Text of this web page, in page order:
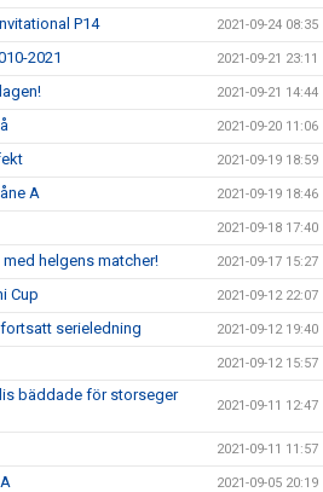
P14 2021-09-24 08:35
2021 2021-09-21 23:11
2021-09-21 14:44
2021-09-20 11:06
2021-09-19 18:59
A 2021-09-19 18:46
2021-09-18 17:40
med helgens matcher! 2021-09-17 15:27
Cup 2021-09-12 22:07
serieledning 2021-09-12 19:40
2021-09-12 15:57
bäddade för storseger
2021-09-11 12:47
2021-09-11 11:57
2021-09-05 20:19